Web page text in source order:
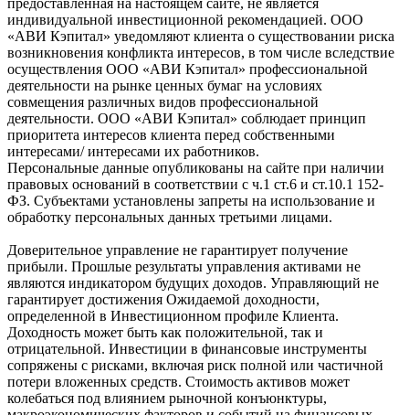
предоставленная на настоящем сайте, не является
индивидуальной инвестиционной рекомендацией. ООО
«АВИ Кэпитал» уведомляют клиента о существовании риска
возникновения конфликта интересов, в том числе вследствие
осуществления ООО «АВИ Кэпитал» профессиональной
деятельности на рынке ценных бумаг на условиях
совмещения различных видов профессиональной
деятельности. ООО «АВИ Кэпитал» соблюдает принцип
приоритета интересов клиента перед собственными
интересами/ интересами их работников.
Персональные данные опубликованы на сайте при наличии
правовых оснований в соответствии с ч.1 ст.6 и ст.10.1 152-
ФЗ. Субъектами установлены запреты на использование и
обработку персональных данных третьими лицами.
Доверительное управление не гарантирует получение
прибыли. Прошлые результаты управления активами не
являются индикатором будущих доходов. Управляющий не
гарантирует достижения Ожидаемой доходности,
определенной в Инвестиционном профиле Клиента.
Доходность может быть как положительной, так и
отрицательной. Инвестиции в финансовые инструменты
сопряжены с рисками, включая риск полной или частичной
потери вложенных средств. Стоимость активов может
колебаться под влиянием рыночной конъюнктуры,